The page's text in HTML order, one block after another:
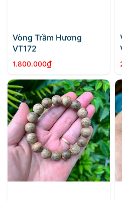
Vòng Trầm Hương
VT172
1.800.000₫